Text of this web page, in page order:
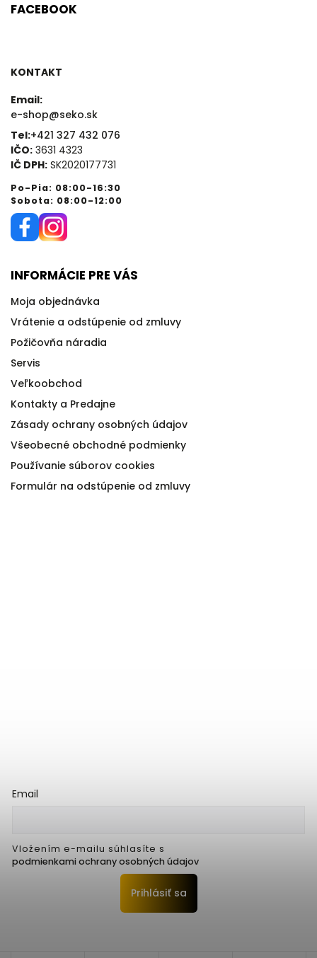
FACEBOOK
KONTAKT
Email:
e-shop@seko.sk
Tel:+421 327 432 076
IČO: 3631 4323
IČ DPH: SK2020177731
Po-Pia: 08:00-16:30
Sobota: 08:00-12:00
INFORMÁCIE PRE VÁS
Moja objednávka
Vrátenie a odstúpenie od zmluvy
Požičovňa náradia
Servis
Veľkoobchod
Kontakty a Predajne
Zásady ochrany osobných údajov
Všeobecné obchodné podmienky
Používanie súborov cookies
Formulár na odstúpenie od zmluvy
Email
Vložením e-mailu súhlasíte s
podmienkami ochrany osobných údajov
Prihlásiť sa